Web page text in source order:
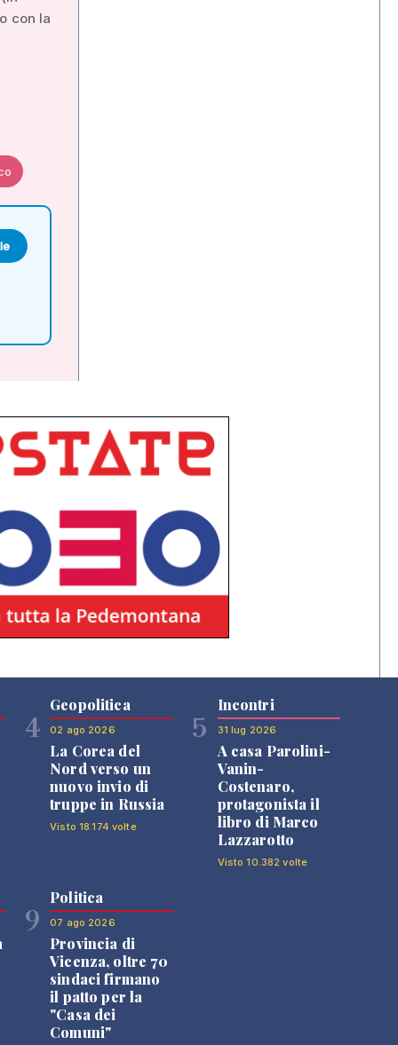
con la
4
Geopolitica
02 ago 2026
La Corea del
Nord verso un
nuovo invio di
truppe in Russia
Visto 18.174 volte
5
Incontri
31 lug 2026
A casa Parolini-
Vanin-
Costenaro,
protagonista il
libro di Marco
Lazzarotto
Visto 10.382 volte
9
Politica
07 ago 2026
Provincia di
Vicenza, oltre 70
sindaci firmano
il patto per la
"Casa dei
Comuni"